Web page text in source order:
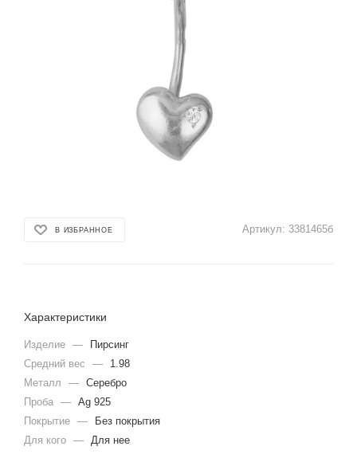
В ИЗБРАННОЕ Артикул: 3381465б
Характеристики
Изделие —
Пирсинг
Средний вес
—
1.98
Металл
— Серебро
Проба — Ag 925
Покрытие —
Без покрытия
Для кого — Для нее